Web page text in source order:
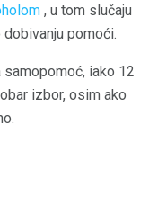
, u tom slučaju
pomoći.
iako 12
izbor, osim ako